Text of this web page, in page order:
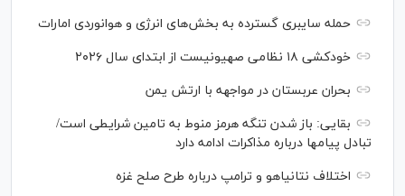
حمله سایبری گسترده به بخش‌های انرژی و هوانوردی امارات
خودکشی ۱۸ نظامی صهیونیست از ابتدای سال ۲۰۲۶
بحران عربستان در مواجهه با ارتش یمن
بقایی: باز شدن تنگه هرمز منوط به تامین شرایطی است/
تبادل پیام‎ها درباره مذاکرات ادامه دارد
اختلاف نتانیاهو و ترامپ درباره طرح صلح غزه